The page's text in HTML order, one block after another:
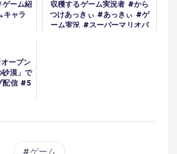
ーム紹
ャラ
収穫するゲーム実況者 #から
つけあっきぃ #あっきぃ #ゲ
ーム実況 #スーパーマリオパ
オープン
砂漠」で
配信 #5
ゲーム